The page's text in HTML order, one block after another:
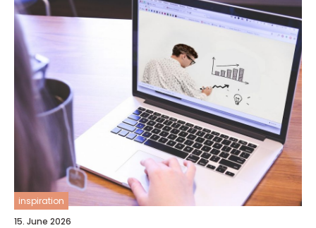
inspiration
15. June 2026